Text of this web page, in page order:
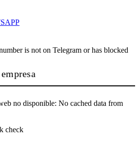
is not on Telegram or has blocked
no disponible: No cached data from
check